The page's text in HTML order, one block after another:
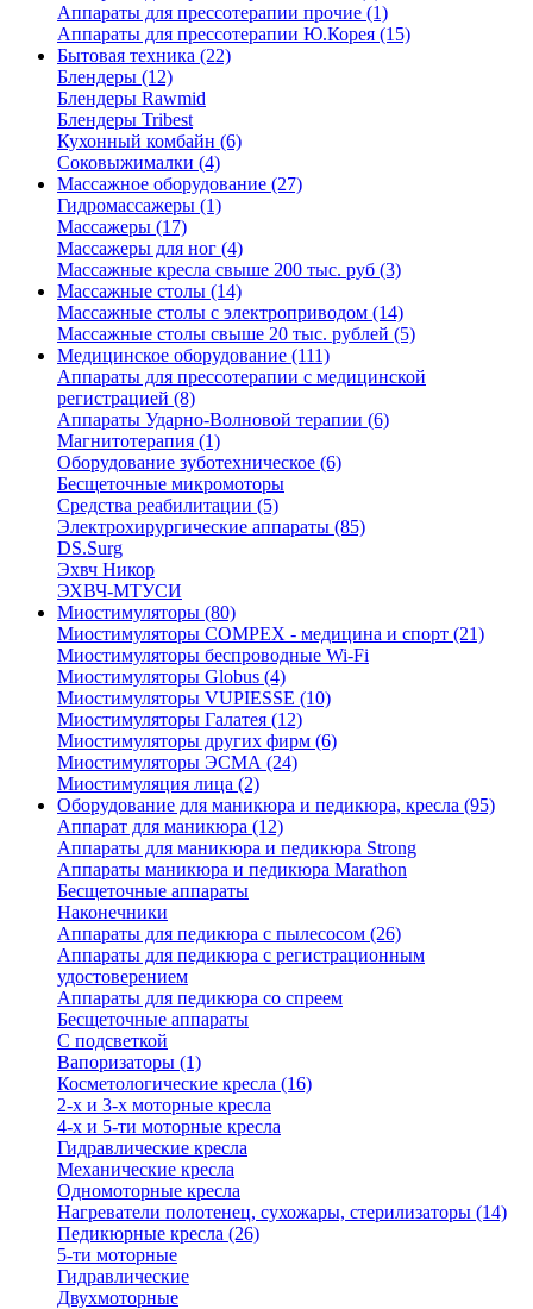
Аппараты для прессотерапии прочие (1)
Аппараты для прессотерапии Ю.Корея (15)
Бытовая техника (22)
Блендеры (12)
Блендеры Rawmid
Блендеры Tribest
Кухонный комбайн (6)
Соковыжималки (4)
Массажное оборудование (27)
Гидромассажеры (1)
Массажеры (17)
Массажеры для ног (4)
Массажные кресла свыше 200 тыс. руб (3)
Массажные столы (14)
Массажные столы с электроприводом (14)
Массажные столы свыше 20 тыс. рублей (5)
Медицинское оборудование (111)
Аппараты для прессотерапии с медицинской
регистрацией (8)
Аппараты Ударно-Волновой терапии (6)
Магнитотерапия (1)
Оборудование зуботехническое (6)
Бесщеточные микромоторы
Средства реабилитации (5)
Электрохирургические аппараты (85)
DS.Surg
Эхвч Никор
ЭХВЧ-МТУСИ
Миостимуляторы (80)
Миостимуляторы COMPEX - медицина и спорт (21)
Миостимуляторы беспроводные Wi-Fi
Миостимуляторы Globus (4)
Миостимуляторы VUPIESSE (10)
Миостимуляторы Галатея (12)
Миостимуляторы других фирм (6)
Миостимуляторы ЭСМА (24)
Миостимуляция лица (2)
Оборудование для маникюра и педикюра, кресла (95)
Аппарат для маникюра (12)
Аппараты для маникюра и педикюра Strong
Аппараты маникюра и педикюра Marathon
Бесщеточные аппараты
Наконечники
Аппараты для педикюра с пылесосом (26)
Аппараты для педикюра с регистрационным
удостоверением
Аппараты для педикюра со спреем
Бесщеточные аппараты
С подсветкой
Вапоризаторы (1)
Косметологические кресла (16)
2-х и 3-х моторные кресла
4-х и 5-ти моторные кресла
Гидравлические кресла
Механические кресла
Одномоторные кресла
Нагреватели полотенец, сухожары, стерилизаторы (14)
Педикюрные кресла (26)
5-ти моторные
Гидравлические
Двухмоторные